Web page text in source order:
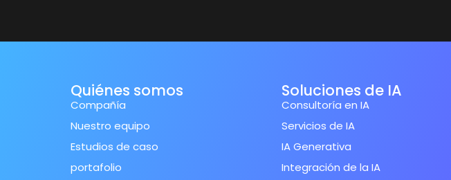
Quiénes somos
Compañía
Nuestro equipo
Estudios de caso
portafolio
Soluciones de IA
Consultoría en IA
Servicios de IA
IA Generativa
Integración de la IA